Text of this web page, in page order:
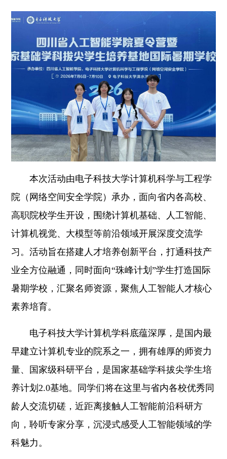
本次活动由电子科技大学计算机科学与工程学
院（网络空间安全学院）承办，面向省内各高校、
高职院校学生开设，围绕计算机基础、人工智能、
计算机视觉、大模型等前沿领域开展深度交流学
习。活动旨在搭建人才培养创新平台，打通科技产
业全方位融通，同时面向“珠峰计划”学生打造国际
暑期学校，汇聚名师资源，聚焦人工智能人才核心
素养培育。
电子科技大学计算机学科底蕴深厚，是国内最
早建立计算机专业的院系之一，拥有雄厚的师资力
量、国家级科研平台，是国家基础学科拔尖学生培
养计划2.0基地。同学们将在这里与省内各校优秀同
龄人交流切磋，近距离接触人工智能前沿科研方
向，聆听专家分享，沉浸式感受人工智能领域的学
科魅力。